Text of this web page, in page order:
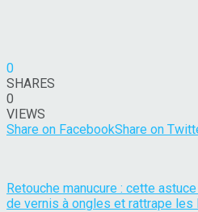
0
SHARES
0
VIEWS
Share on FacebookShare on
Retouche manucure : cette
de vernis à ongles et rattrape les